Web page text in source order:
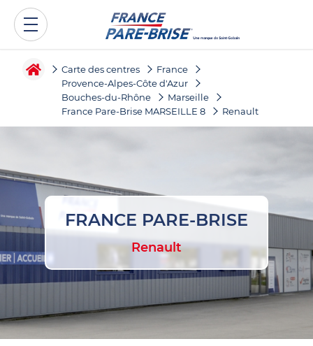
Carte des centres
France
Provence-Alpes-Côte d'Azur
Bouches-du-Rhône
Marseille
France Pare-Brise MARSEILLE 8
Renault
FRANCE PARE-BRISE
Renault